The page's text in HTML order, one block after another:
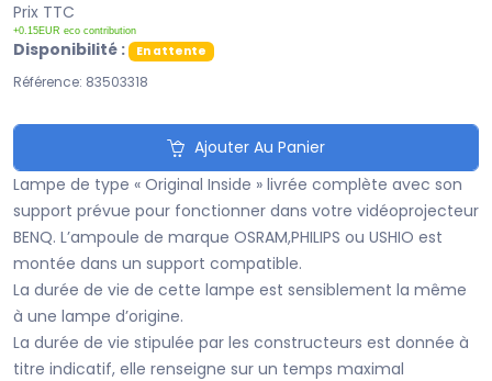
Prix TTC
+0.15EUR eco contribution
Disponibilité : En attente
Référence: 83503318
Ajouter Au Panier
Lampe de type « Original Inside » livrée complète avec son
support prévue pour fonctionner dans votre vidéoprojecteur
BENQ. L’ampoule de marque OSRAM,PHILIPS ou USHIO est
montée dans un support compatible.
La durée de vie de cette lampe est sensiblement la même
à une lampe d’origine.
La durée de vie stipulée par les constructeurs est donnée à
titre indicatif, elle renseigne sur un temps maximal